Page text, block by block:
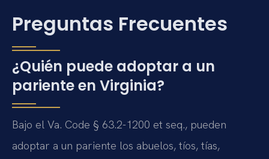
Preguntas Frecuentes
¿Quién puede adoptar a un
pariente en Virginia?
Bajo el Va. Code § 63.2-1200 et seq., pueden
adoptar a un pariente los abuelos, tíos, tías,